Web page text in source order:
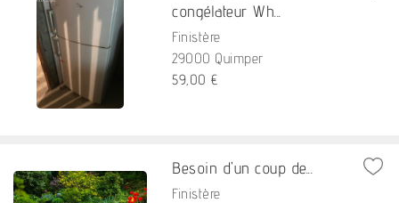
congélateur Wh...
Finistère
29000 Quimper
59,00 €
Besoin d'un coup de...
Finistère